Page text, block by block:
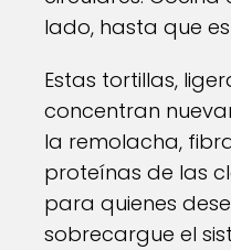
lado, hasta que
Estas tortillas,
concentran
la remolacha,
proteínas de las
para quienes
sobrecargue el